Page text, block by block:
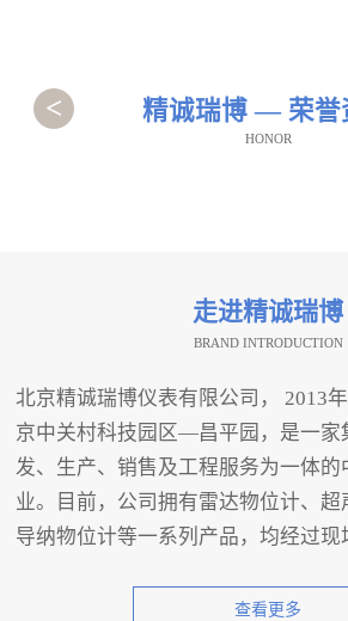
精诚瑞博 — 荣誉
HONOR
<
走进精诚瑞博
BRAND INTRODUCTION
北京精诚瑞博仪表有限公司， 2013
京中关村科技园区—昌平园，是一家
发、生产、销售及工程服务为一体的
业。目前，公司拥有雷达物位计、超
导纳物位计等一系列产品，均经过现
查看更多